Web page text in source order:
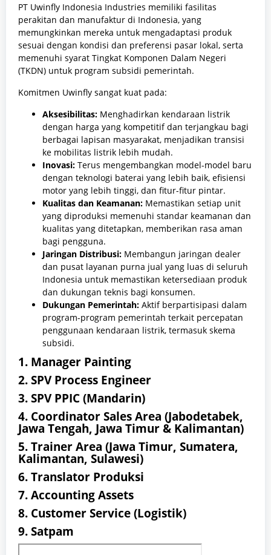
PT Uwinfly Indonesia Industries memiliki fasilitas
perakitan dan manufaktur di Indonesia, yang
memungkinkan mereka untuk mengadaptasi produk
sesuai dengan kondisi dan preferensi pasar lokal, serta
memenuhi syarat Tingkat Komponen Dalam Negeri
(TKDN) untuk program subsidi pemerintah.
Komitmen Uwinfly sangat kuat pada:
Aksesibilitas: Menghadirkan kendaraan listrik
dengan harga yang kompetitif dan terjangkau bagi
berbagai lapisan masyarakat, menjadikan transisi
ke mobilitas listrik lebih mudah.
Inovasi: Terus mengembangkan model-model baru
dengan teknologi baterai yang lebih baik, efisiensi
motor yang lebih tinggi, dan fitur-fitur pintar.
Kualitas dan Keamanan: Memastikan setiap unit
yang diproduksi memenuhi standar keamanan dan
kualitas yang ditetapkan, memberikan rasa aman
bagi pengguna.
Jaringan Distribusi: Membangun jaringan dealer
dan pusat layanan purna jual yang luas di seluruh
Indonesia untuk memastikan ketersediaan produk
dan dukungan teknis bagi konsumen.
Dukungan Pemerintah: Aktif berpartisipasi dalam
program-program pemerintah terkait percepatan
penggunaan kendaraan listrik, termasuk skema
subsidi.
1. Manager Painting
2. SPV Process Engineer
3. SPV PPIC (Mandarin)
4. Coordinator Sales Area (Jabodetabek,
Jawa Tengah, Jawa Timur & Kalimantan)
5. Trainer Area (Jawa Timur, Sumatera,
Kalimantan, Sulawesi)
6. Translator Produksi
7. Accounting Assets
8. Customer Service (Logistik)
9. Satpam